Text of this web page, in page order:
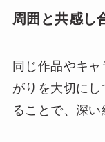
周囲と共感し
同じ作品やキ
がりを大切に
ることで、深い